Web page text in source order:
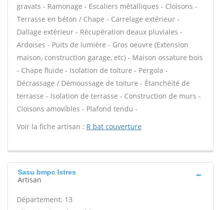
gravats - Ramonage - Escaliers métalliques - Cloisons -
Terrasse en béton / Chape - Carrelage extérieur -
Dallage extérieur - Récupération deaux pluviales -
Ardoises - Puits de lumière - Gros oeuvre (Extension
maison, construction garage, etc) - Maison ossature bois
- Chape fluide - Isolation de toiture - Pergola -
Décrassage / Démoussage de toiture - Étanchéité de
terrasse - Isolation de terrasse - Construction de murs -
Cloisons amovibles - Plafond tendu -
Voir la fiche artisan : R bat couverture
Sasu bmpc Istres
Artisan
Département: 13